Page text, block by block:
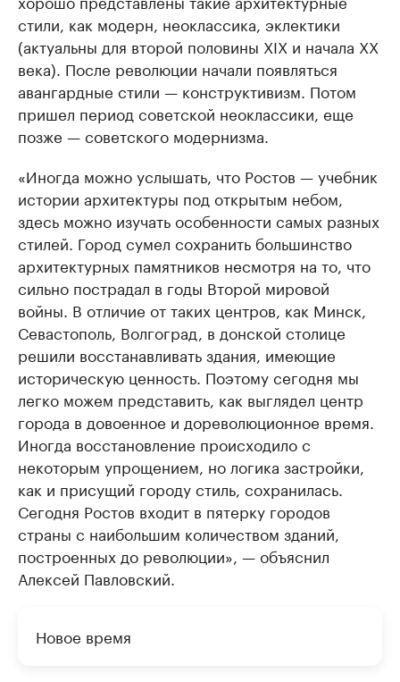
стили, как модерн, неоклассика, эклектики
(актуальны для второй половины XIX и начала XX
века). После революции начали появляться
авангардные стили — конструктивизм. Потом
пришел период советской неоклассики, еще
позже — советского модернизма.
«Иногда можно услышать, что Ростов — учебник
истории архитектуры под открытым небом,
здесь можно изучать особенности самых разных
стилей. Город сумел сохранить большинство
архитектурных памятников несмотря на то, что
сильно пострадал в годы Второй мировой
войны. В отличие от таких центров, как Минск,
Севастополь, Волгоград, в донской столице
решили восстанавливать здания, имеющие
историческую ценность. Поэтому сегодня мы
легко можем представить, как выглядел центр
города в довоенное и дореволюционное время.
Иногда восстановление происходило с
некоторым упрощением, но логика застройки,
как и присущий городу стиль, сохранилась.
Сегодня Ростов входит в пятерку городов
страны с наибольшим количеством зданий,
построенных до революции», — объяснил
Алексей Павловский.
Новое время